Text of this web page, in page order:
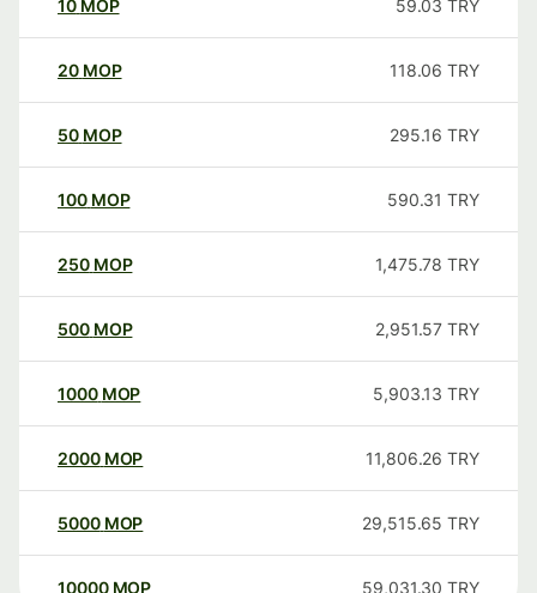
10 MOP 59.03 TRY
20 MOP 118.06 TRY
50 MOP 295.16 TRY
100 MOP 590.31 TRY
250 MOP 1,475.78 TRY
500 MOP 2,951.57 TRY
1000 MOP 5,903.13 TRY
2000 MOP 11,806.26 TRY
5000 MOP 29,515.65 TRY
10000 MOP 59,031.30 TRY